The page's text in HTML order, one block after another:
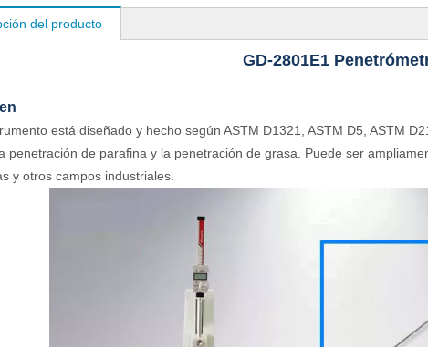
del producto
GD-2801E1
está diseñado y hecho según ASTM D1321, ASTM D5, ASTM
penetración de parafina y la penetración de grasa. Puede ser
y otros campos industriales.